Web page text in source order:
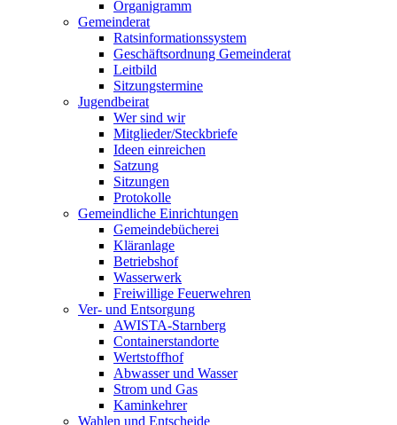
Organigramm
Gemeinderat
Ratsinformationssystem
Geschäftsordnung Gemeinderat
Leitbild
Sitzungstermine
Jugendbeirat
Wer sind wir
Mitglieder/Steckbriefe
Ideen einreichen
Satzung
Sitzungen
Protokolle
Gemeindliche Einrichtungen
Gemeindebücherei
Kläranlage
Betriebshof
Wasserwerk
Freiwillige Feuerwehren
Ver- und Entsorgung
AWISTA-Starnberg
Containerstandorte
Wertstoffhof
Abwasser und Wasser
Strom und Gas
Kaminkehrer
Wahlen und Entscheide